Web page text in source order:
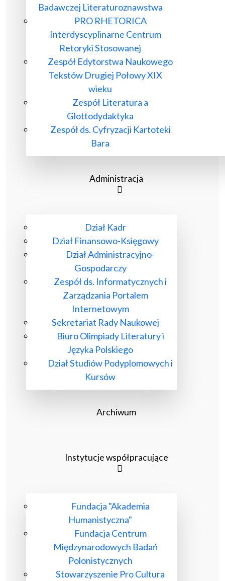
Badawczej Literaturoznawstwa
PRO RHETORICA
Interdyscyplinarne Centrum
Retoryki Stosowanej
Zespół Edytorstwa Naukowego
Tekstów Drugiej Połowy XIX
wieku
Zespół Literatura a
Glottodydaktyka
Zespół ds. Cyfryzacji Kartoteki
Bara
Administracja
Dział Kadr
Dział Finansowo-Księgowy
Dział Administracyjno-
Gospodarczy
Zespół ds. Informatycznych i
Zarządzania Portalem
Internetowym
Sekretariat Rady Naukowej
Biuro Olimpiady Literatury i
Języka Polskiego
Dział Studiów Podyplomowych i
Kursów
Archiwum
Instytucje współpracujące
Fundacja "Akademia
Humanistyczna"
Fundacja Centrum
Międzynarodowych Badań
Polonistycznych
Stowarzyszenie Pro Cultura